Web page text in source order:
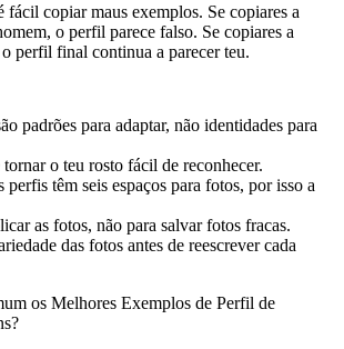
fácil copiar maus exemplos. Se copiares a
o perfil parece falso. Se copiares a
perfil final continua a parecer teu.
padrões para adaptar, não identidades para
o teu rosto fácil de reconhecer.
têm seis espaços para fotos, por isso a
as fotos, não para salvar fotos fracas.
das fotos antes de reescrever cada
os Melhores Exemplos de Perfil de